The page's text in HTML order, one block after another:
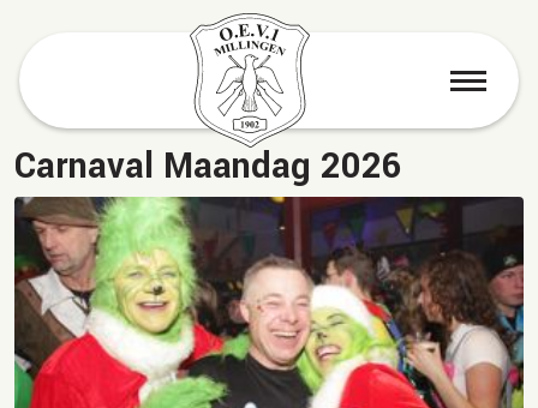
menu
Carnaval Maandag 2026